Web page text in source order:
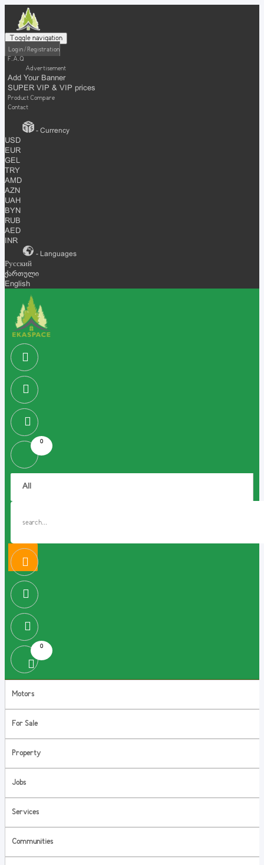
Toggle navigation
Login / Registration
F.A.Q
Advertisement
Add Your Banner
SUPER VIP & VIP prices
Product Compare
Contact
- Currency
USD
EUR
GEL
TRY
AMD
AZN
UAH
BYN
RUB
AED
INR
- Languages
Русский
ქართული
English
0
0
Motors
For Sale
Property
Jobs
Services
Communities